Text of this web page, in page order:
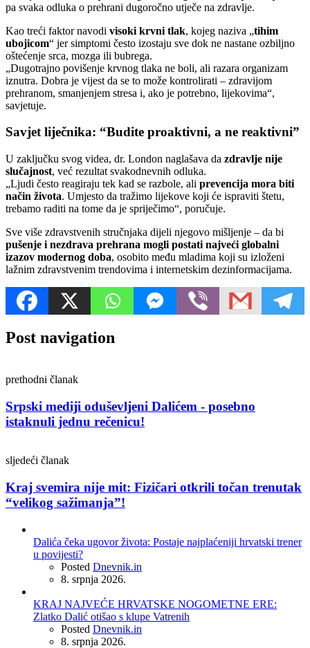
pa svaka odluka o prehrani dugoročno utječe na zdravlje.
Kao treći faktor navodi visoki krvni tlak, kojeg naziva „tihim
ubojicom“ jer simptomi često izostaju sve dok ne nastane ozbiljno
oštećenje srca, mozga ili bubrega.
„Dugotrajno povišenje krvnog tlaka ne boli, ali razara organizam
iznutra. Dobra je vijest da se to može kontrolirati – zdravijom
prehranom, smanjenjem stresa i, ako je potrebno, lijekovima“,
savjetuje.
Savjet liječnika: “Budite proaktivni, a ne reaktivni”
U zaključku svog videa, dr. London naglašava da zdravlje nije
slučajnost, već rezultat svakodnevnih odluka.
„Ljudi često reagiraju tek kad se razbole, ali prevencija mora biti
način života. Umjesto da tražimo lijekove koji će ispraviti štetu,
trebamo raditi na tome da je spriječimo“, poručuje.
Sve više zdravstvenih stručnjaka dijeli njegovo mišljenje – da bi
pušenje i nezdrava prehrana mogli postati najveći globalni
izazov modernog doba, osobito među mladima koji su izloženi
lažnim zdravstvenim trendovima i internetskim dezinformacijama.
Post navigation
prethodni članak
Srpski mediji oduševljeni Dalićem - posebno
istaknuli jednu rečenicu!
sljedeći članak
Kraj svemira nije mit: Fizičari otkrili točan trenutak
“velikog sažimanja”!
Dalića čeka ugovor života: Postaje najplaćeniji hrvatski trener
u povijesti?
Posted Dnevnik.in
8. srpnja 2026.
KRAJ NAJVEĆE HRVATSKE NOGOMETNE ERE:
Zlatko Dalić otišao s klupe Vatrenih
Posted Dnevnik.in
8. srpnja 2026.